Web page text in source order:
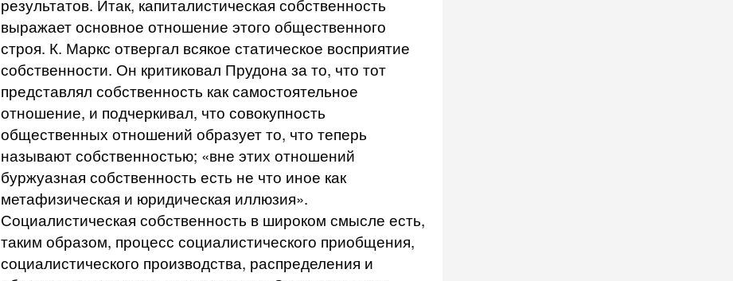
результатов. Итак, капиталистическая собственность
выражает основное отношение этого общественного
строя. К. Маркс отвергал всякое статическое восприятие
собственности. Он критиковал Прудона за то, что тот
представлял собственность как самостоятельное
отношение, и подчеркивал, что совокупность
общественных отношений образует то, что теперь
называют собственностью; «вне этих отношений
буржуазная собственность есть не что иное как
метафизическая и юридическая иллюзия».
Социалистическая собственность в широком смысле есть,
таким образом, процесс социалистического приобщения,
социалистического производства, распределения и